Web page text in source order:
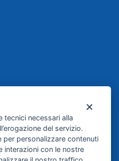
tecnici necessari alla
del servizio.
per personalizzare contenuti
interazioni con le nostre